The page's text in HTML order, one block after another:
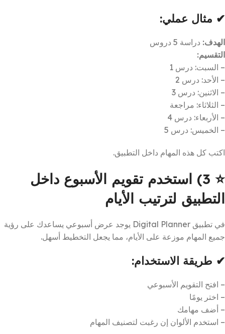
✔ مثال عملي:
الهدف: دراسة 5 دروس
التقسيم:
– السبت: درس 1
– الأحد: درس 2
– الاثنين: درس 3
– الثلاثاء: مراجعة
– الأربعاء: درس 4
– الخميس: درس 5
اكتب كل هذه المهام داخل التطبيق.
⭐
3) استخدم تقويم الأسبوع داخل
التطبيق لترتيب الأيام
في تطبيق Digital Planner يوجد عرض أسبوعي يساعدك على رؤية
جميع المهام موزعة على الأيام، مما يجعل التخطيط أسهل.
✔ طريقة الاستخدام:
– افتح التقويم الأسبوعي
– اختر يومًا
– أضف مهامك
– استخدم الألوان إن رغبت لتصنيف المهام